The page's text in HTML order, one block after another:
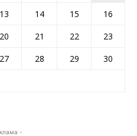
13 14 15
16
20 21 22
23
27 28 29
30
-